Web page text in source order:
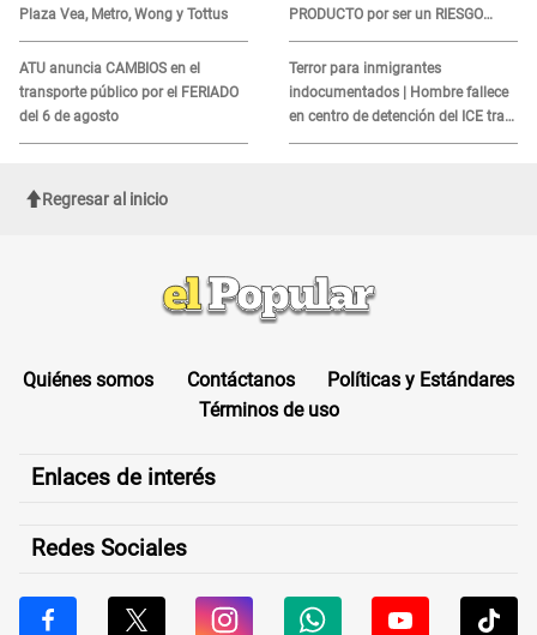
Plaza Vea, Metro, Wong y Tottus
ATU anuncia CAMBIOS en el
transporte público por el FERIADO
del 6 de agosto
PRODUCTO por ser un RIESGO
MORTAL para consumidores: ¿Cuál
es?
Terror para inmigrantes
indocumentados | Hombre fallece
en centro de detención del ICE tras
sufrir una "emergencia médica"
Regresar al inicio
Quiénes somos Contáctanos
Políticas y Estándares
Términos de uso
Enlaces de interés
Redes Sociales